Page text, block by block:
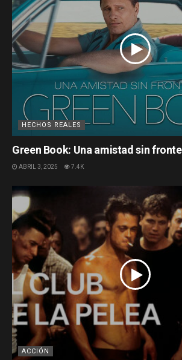
HECHOS REALES
Green Book: Una amistad sin
ABRIL 3, 2025 7.4K
ACCIÓN